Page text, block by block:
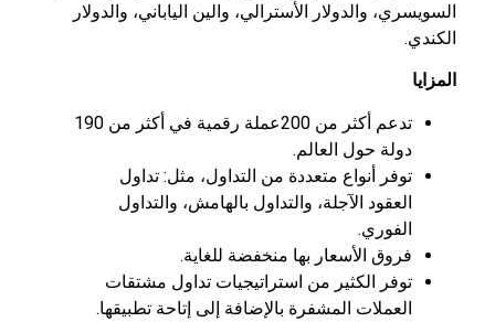
السويسري، والدولار الأسترالي، والين الياباني، والدولار
الكندي.
المزايا
تدعم أكثر من 200عملة رقمية في أكثر من 190
دولة حول العالم.
توفر أنواع متعددة من التداول، مثل: تداول
العقود الآجلة، والتداول بالهامش، والتداول
الفوري.
فروق الأسعار بها منخفضة للغاية.
توفر الكثير من استراتيجيات تداول مشتقات
العملات المشفرة بالإضافة إلى إتاحة تطبيقها.